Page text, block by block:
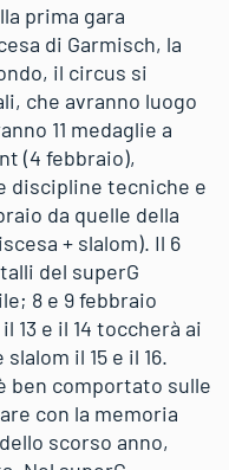
prima gara
di Garmisch, la
il circus si
che avranno luogo
11 medaglie a
(4 febbraio),
discipline tecniche e
da quelle della
+ slalom). Il 6
del superG
8 e 9 febbraio
13 e il 14 toccherà ai
il 15 e il 16.
ben comportato sulle
con la memoria
scorso anno,